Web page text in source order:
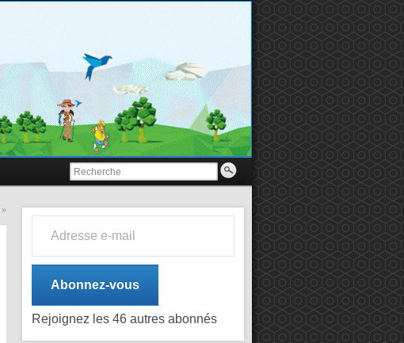
» Adresse e-mail
Abonnez-vous
Rejoignez les 46 autres abonnés